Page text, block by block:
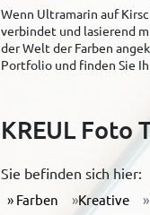
Wenn Ultramarin auf
verbindet und lasierend
der Welt der Farben
Portfolio und finden Sie
KREUL Foto
Sie befinden sich hier:
Farben Kreative